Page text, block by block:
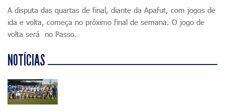
A disputa das quartas de final, diante da Apafut, com jogos de
ida e volta, começa no próximo final de semana. O jogo de
volta será no Passo.
NOTÍCIAS